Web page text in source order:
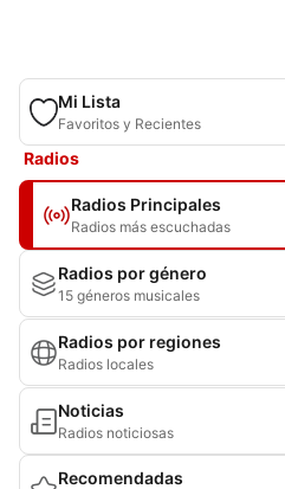
Mi Lista
Favoritos y Recientes
Radios
Radios Principales
Radios más escuchadas
Radios por género
15 géneros musicales
Radios por regiones
Radios locales
Noticias
Radios noticiosas
Recomendadas